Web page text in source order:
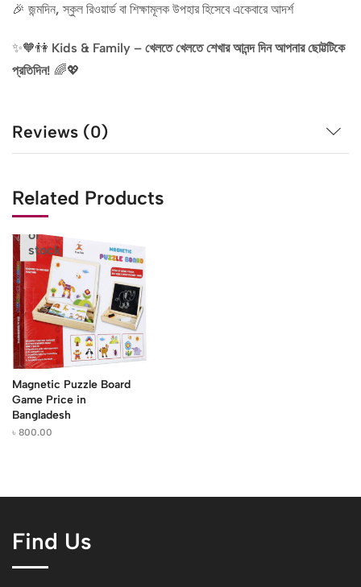
🎉 জন্মদিন, স্কুল রিওয়ার্ড বা শিক্ষামূলক উপহার হিসেবে একেবারে আদর্শ
✨🧡👫 Kids & Family – খেলতে খেলতে শেখার আনন্দ দিন আপনার ছোট্টটিকে
প্রতিদিন! 🌈💖
Reviews (0)
Related Products
Out
of
stock
Magnetic Puzzle Board
Game Price in
Bangladesh
৳ 800.00
Find Us